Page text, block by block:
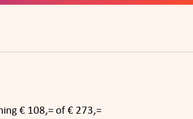
€ 108,= of € 273,=